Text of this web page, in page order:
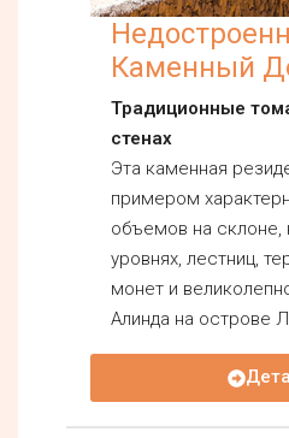
Каменный
Традиционные
стенах
Эта каменная
примером
объемов на склоне,
уровнях, лестниц,
монет и
Алинда на острове